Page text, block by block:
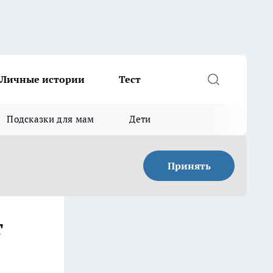
Личные истории Тест
Подсказки для мам Дети
Принять